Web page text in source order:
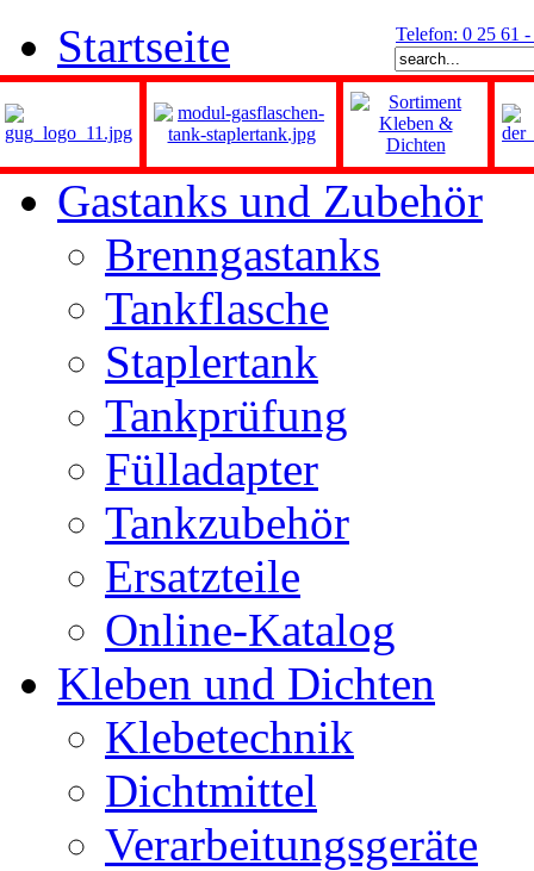
Telefon: 0 25 61
Startseite
Gastanks und Zubehör
Brenngastanks
Tankflasche
Staplertank
Tankprüfung
Fülladapter
Tankzubehör
Ersatzteile
Online-Katalog
Kleben und Dichten
Klebetechnik
Dichtmittel
Verarbeitungsgeräte